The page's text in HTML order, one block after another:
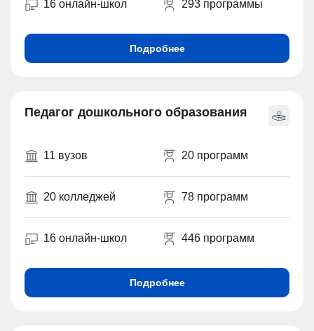
16 онлайн-школ 293 программы
Подробнее
Педагог дошкольного образования
11 вузов 20 программ
20 колледжей 78 программ
16 онлайн-школ 446 программ
Подробнее